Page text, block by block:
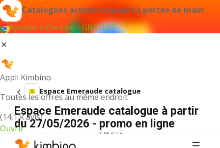
Catalogues actuels toujours à portée de main
Ajouter à Chrome - GRATUIT
Appli Kimbino
Toutes les offres au même endroit
(14,1 k avis)
Ouvrir
Espace Emeraude catalogue
Espace Emeraude catalogue à partir
du 27/05/2026 - promo en ligne
PUBLICITÉ